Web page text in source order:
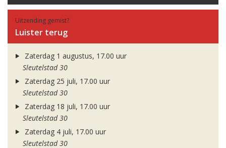
Uitzending gemist?
Luister terug
Zaterdag 1 augustus, 17.00 uur
Sleutelstad 30
Zaterdag 25 juli, 17.00 uur
Sleutelstad 30
Zaterdag 18 juli, 17.00 uur
Sleutelstad 30
Zaterdag 4 juli, 17.00 uur
Sleutelstad 30